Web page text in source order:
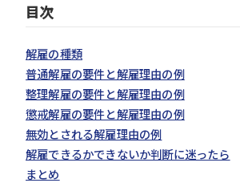
目次
解雇の種類
普通解雇の要件と解雇理由の例
整理解雇の要件と解雇理由の例
懲戒解雇の要件と解雇理由の例
無効とされる解雇理由の例
解雇できるかできないか判断に迷ったら
まとめ